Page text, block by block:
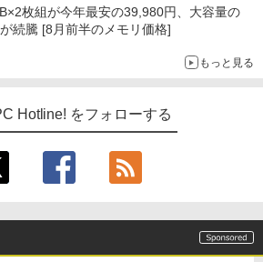
枚組が今年最安の39,980円、大容量の
続騰 [8月前半のメモリ価格]
もっと見る
Hotline! をフォローする